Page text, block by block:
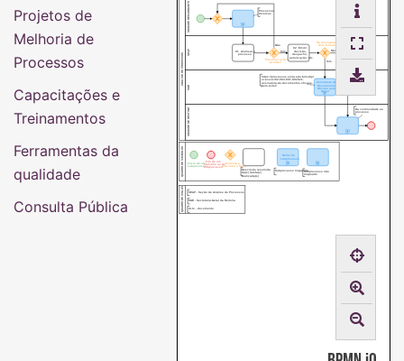
ANÁLISE DE PROCESSOS SEAP
UNIDADE DEMANDANTE
UNIDADE DE DESTINO
SGR
01. Analisar o
processo
Processo está de
acordo?
02. Emitir
decisão,
despacho,
autorização, etc.
Há assinatura de
dcto formal?
Assinatura de
Documentos
Oficiais pelo
Reitor
Processos
diversos
Da continuidade ao
processo
https://processos.unila.edu.br/subpr
ocessos/02-004-001-092021-
assinatura-de-documentos-oficiais-
pelo-reitor/
Sim
Não
Não
Sim
QUADRO DE SíMBOLOS Início de um
subprocesso
Fim de um
caminho ou do
subprocesso
Conecta e
direciona o fluxo
Nome do
subprocesso
Descrição resumida
da(s) tarefa(s)
realizada(s)
Subprocesso mapeadoSubprocesso não
mapeado
QUADRO DE SIGLAS SEAP - Seção de Análise de Processos
SGR - Secretaria-Geral da Reitoria
dcto - documento
Projetos de
Melhoria de
Processos
Capacitações e
Treinamentos
Ferramentas da
qualidade
Consulta Pública